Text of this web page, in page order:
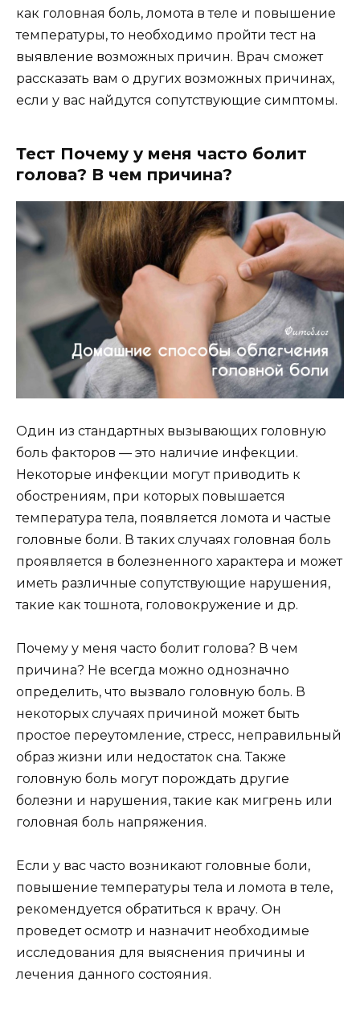
как головная боль, ломота в теле и повышение
температуры, то необходимо пройти тест на
выявление возможных причин. Врач сможет
рассказать вам о других возможных причинах,
если у вас найдутся сопутствующие симптомы.
Тест Почему у меня часто болит
голова? В чем причина?
Один из стандартных вызывающих головную
боль факторов — это наличие инфекции.
Некоторые инфекции могут приводить к
обострениям, при которых повышается
температура тела, появляется ломота и частые
головные боли. В таких случаях головная боль
проявляется в болезненного характера и может
иметь различные сопутствующие нарушения,
такие как тошнота, головокружение и др.
Почему у меня часто болит голова? В чем
причина? Не всегда можно однозначно
определить, что вызвало головную боль. В
некоторых случаях причиной может быть
простое переутомление, стресс, неправильный
образ жизни или недостаток сна. Также
головную боль могут порождать другие
болезни и нарушения, такие как мигрень или
головная боль напряжения.
Если у вас часто возникают головные боли,
повышение температуры тела и ломота в теле,
рекомендуется обратиться к врачу. Он
проведет осмотр и назначит необходимые
исследования для выяснения причины и
лечения данного состояния.